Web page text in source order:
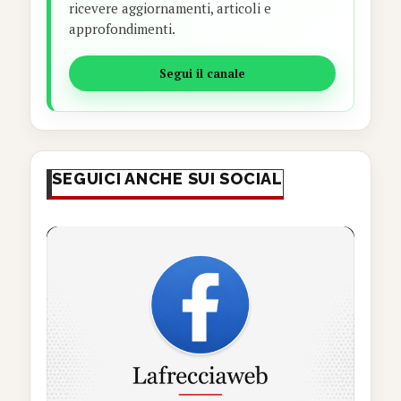
ricevere aggiornamenti, articoli e
approfondimenti.
Segui il canale
SEGUICI ANCHE SUI SOCIAL